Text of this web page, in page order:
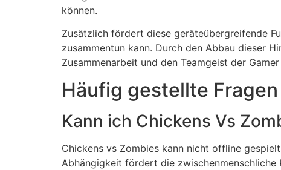
können.
Zusätzlich fördert diese geräteübergreifende
zusammentun kann. Durch den Abbau dieser
Zusammenarbeit und den Teamgeist der
Häufig gestellte Fragen
Kann ich Chickens Vs
Chickens vs Zombies kann nicht offline
Abhängigkeit fördert die